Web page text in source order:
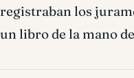
registraban los
un libro de la mano